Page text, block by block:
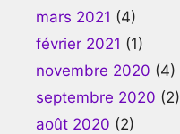
mars 2021 (4)
février 2021 (1)
novembre 2020 (4)
septembre 2020 (2)
août 2020 (2)